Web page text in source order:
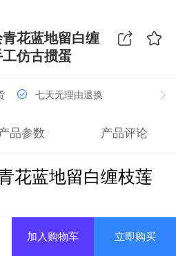
花蓝地留白缠
仿古掼蛋
七天无理由退换
品参数 产品评论
花蓝地留白缠枝莲
；高125mm
加入购物车 立即购买